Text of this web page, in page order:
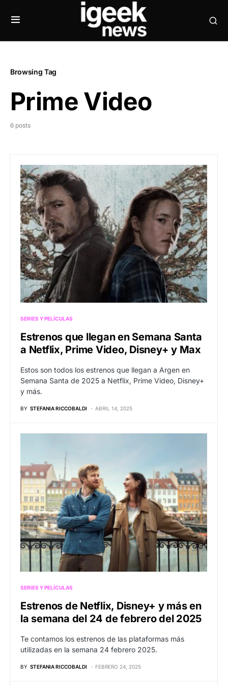
Browsing Tag
Prime Video
6 posts
SERIES Y PELÍCULAS
Estrenos que llegan en Semana Santa
a Netflix, Prime Video, Disney+ y Max
Estos son todos los estrenos que llegan a Argen en
Semana Santa de 2025 a Netflix, Prime Video, Disney+
y más.
BY STEFANIA RICCOBALDI ABRIL 14, 2025
SERIES Y PELÍCULAS
Estrenos de Netflix, Disney+ y más en
la semana del 24 de febrero del 2025
Te contamos los estrenos de las plataformas más
utilizadas en la semana 24 febrero 2025.
BY STEFANIA RICCOBALDI FEBRERO 24, 2025